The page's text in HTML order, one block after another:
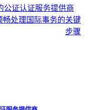
公证认证服务提供商
处理国际事务的关键
步骤